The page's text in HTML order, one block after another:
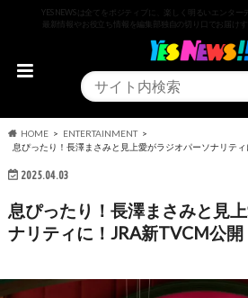
YESNEWSは全てをポジティブに、楽しく明るいエンター
最新情報やお役立ち情報を編集部独自の切り口でお届け
HOME
ENTERTAINMENT
息ぴったり！長澤まさみと見上愛がラジオパーソナリテ
2025.04.03
息ぴったり！長澤まさみと見
ナリティに！JRA新TVCM公開